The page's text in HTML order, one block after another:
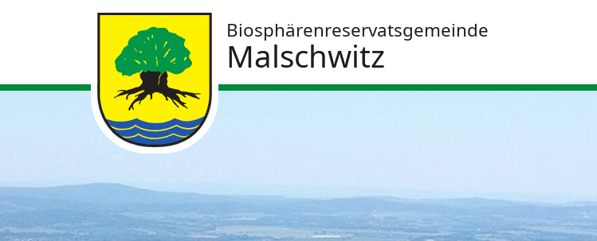
Biosphärenreservatsgemeinde
Malschwitz